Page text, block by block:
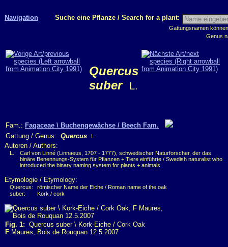
Navigation Suche eine Pflanze / Search for a plant:
Gattungsnamen
Genus
Quercus
suber
L.
Fam.: Fagaceae \ Buchengewächse / Beech Fam.
Gattung / Genus: Quercus L.
Autoren / Authors:
L.:
Carl von Linné (Linnaeus, 1707 - 1777), schwedischer Naturforscher, der das
binäre Benennungs-System für Pflanzen + Tiere einführte / Swedish naturalist who
introduced the binary naming system for plants + animals
Etymologie / Etymology:
Quercus:
römischer Name der Eiche / Roman name of the oak
suber:
Kork / cork
Fig. 1: Quercus suber \ Kork-Eiche / Cork Oak
F Maures, Bois de Rouquan 12.5.2007